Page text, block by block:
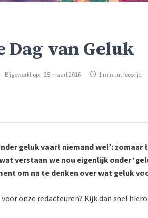
van Geluk
Bijgewerkt op: 25 maart 2016 1 minuut leestijd
geluk vaart niemand wel’:
verstaan we nou eigenlijk onder
om na te denken over wat geluk
onze redacteuren? Kijk dan snel